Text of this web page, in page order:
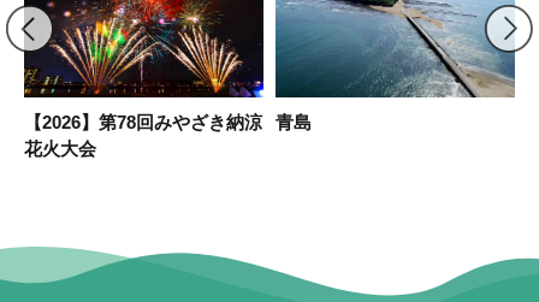
【2026】第78回みやざき納涼
花火大会
青島